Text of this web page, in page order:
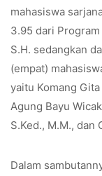
mahasiswa
3.95 dari
S.H. sedangkan
(empat)
yaitu Komang
Agung Bayu
S.Ked., M.M., dan
Dalam